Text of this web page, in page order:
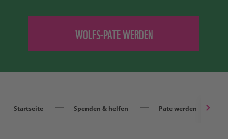
Startseite Spenden & helfen Pate werden